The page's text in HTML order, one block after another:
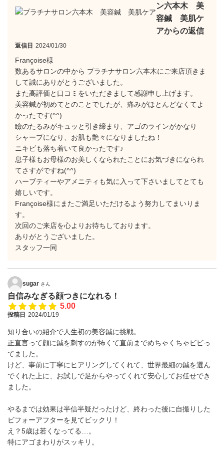
ン六本木 美
容鍼 美肌ケ
アからの返信
返信日 2024/01/30
Françoise様
数あるサロンの中から プラチナサロン六本木にご来店頂きま
して誠にありがとうございました。
また高評価と口コミをいただきまして感謝申し上げます。
美容鍼が初めてとのことでしたが、痛みがほとんどなくてよ
かったです(^^)
瞼のたるみがキュッと引き締まり、アゴのラインがかなり
シャープになり、お肌も艶々になりましたね！
ニキビも落ち着いて良かったです♪
息子様もお母様のお美しくなられたことにお気づきになられ
てさすがですね(^^)
ハーブティーやアメニティも気に入って下さいましてとても
嬉しいです。
Françoise様にまたご満足いただけるよう努力してまいりま
す。
次回のご来店を心よりお待ちしております。
ありがとうございました。
スタッフ一同
sugar さん
自信みなぎる顔つきになれる！
5.00
投稿日 2024/01/19
知り合いの紹介で人生初の美容鍼に挑戦。
正直言って顔に鍼を刺すのが怖くて直前までめちゃくちゃビビっ
てました。
けど、事前に丁寧にヒアリングしてくれて、世界最細の鍼を選ん
でくれた上に、お試しで足からやってくれて安心してお任せでき
ました。
やるまでは効果は半信半疑だったけど、終わった後に自撮りした
ビフォーアフターを見てビックリ！
え？5歳は若くなってる…。
特にアゴまわりがスッキリ。